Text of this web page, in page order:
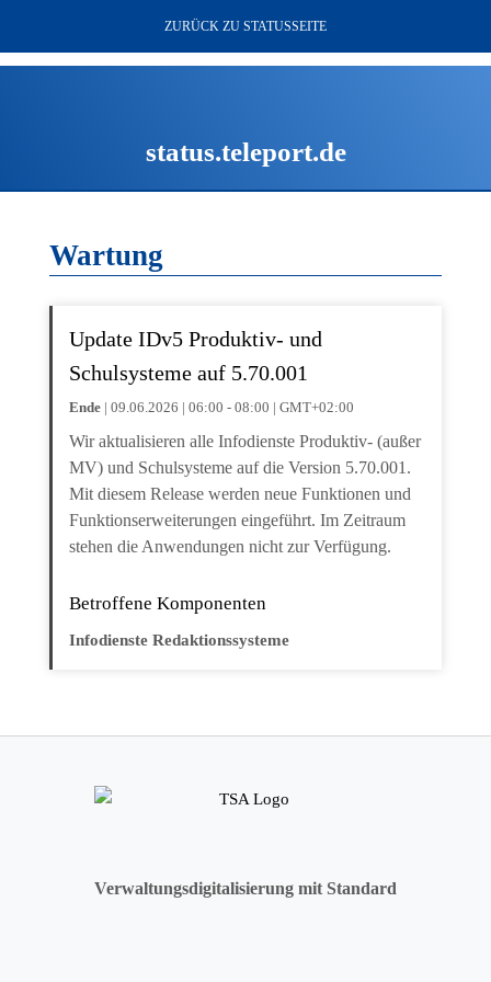
status.teleport.de
ZURÜCK ZU STATUSSEITE
Wartung
Update IDv5 Produktiv- und
Schulsysteme auf 5.70.001
Ende | 09.06.2026 | 06:00 - 08:00 | GMT+02:00
Wir aktualisieren alle Infodienste Produktiv- (außer
MV) und Schulsysteme auf die Version 5.70.001.
Mit diesem Release werden neue Funktionen und
Funktionserweiterungen eingeführt. Im Zeitraum
stehen die Anwendungen nicht zur Verfügung.
Betroffene Komponenten
Infodienste Redaktionssysteme
Verwaltungsdigitalisierung mit Standard